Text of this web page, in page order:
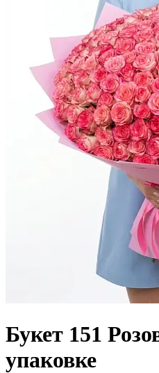
Букет 151
упаковке